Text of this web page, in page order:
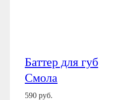
Баттер для губ
Смола
590 руб.